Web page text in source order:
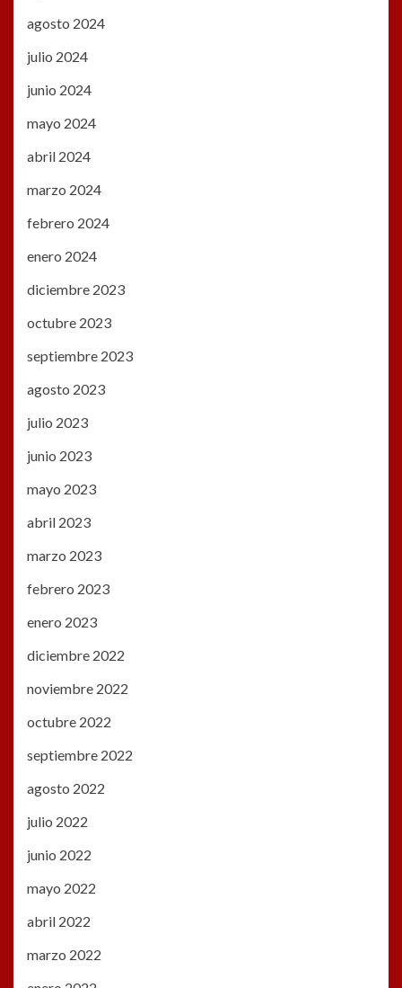
agosto 2024
julio 2024
junio 2024
mayo 2024
abril 2024
marzo 2024
febrero 2024
enero 2024
diciembre 2023
octubre 2023
septiembre 2023
agosto 2023
julio 2023
junio 2023
mayo 2023
abril 2023
marzo 2023
febrero 2023
enero 2023
diciembre 2022
noviembre 2022
octubre 2022
septiembre 2022
agosto 2022
julio 2022
junio 2022
mayo 2022
abril 2022
marzo 2022